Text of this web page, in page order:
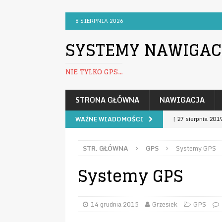
8 SIERPNIA 2026
SYSTEMY
NIE TYLKO GPS...
STRONA GŁÓWNA NAWIGACJA
WAŻNE WIADOMOŚCI [ 27 sierpnia
[ 3 października
KOMUNIKATY
[ 2 lutego 2022 ]
STR. GŁÓWNA GPS Systemy GPS
Systemy GPS
14 grudnia 2015 Grzesiek GPS